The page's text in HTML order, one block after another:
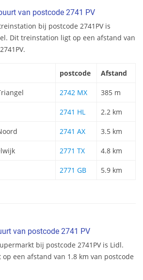
van postcode 2741 PV
bij postcode 2741PV is
Dit treinstation ligt op een afstand van
postcode Afstand
2742 MX 385 m
2741 HL 2.2 km
2741 AX 3.5 km
2771 TX 4.8 km
2771 GB 5.9 km
van postcode 2741 PV
bij postcode 2741PV is Lidl.
een afstand van 1.8 km van postcode